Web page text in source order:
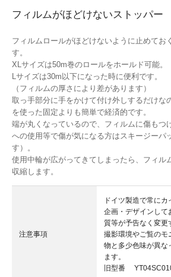
フィルムがほどけないストッパー
フィルムロールがほどけないように止めてお
す。
XLサイズは50m巻のロールをホールド可能。
Lサイズは30m以下になった時に便利です。
（フィルムの厚さにより差があります）
取っ手部分に手をかけて付け外しするだけな
を使った固定よりも簡単で経済的です。
端が丸くなっているので、フィルムに傷もつ
への使用等で傷が気になる方はスキージーパ
す）。
使用中輪が広がってきてしまったら、フィル
収縮します。
注意事項
ドイツ製造で常に
企画・デザインして
質等が予告なく変更
撮影環境やご覧のモ
物と多少色味が異な
ます。
旧型番